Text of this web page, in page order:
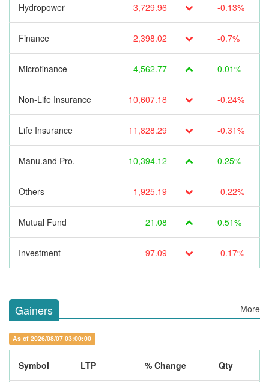
Hydropower 3,729.96 -0.13%
Finance 2,398.02 -0.7%
Microfinance 4,562.77 0.01%
Non-Life Insurance 10,607.18 -0.24%
Life Insurance 11,828.29 -0.31%
Manu.and Pro. 10,394.12 0.25%
Others 1,925.19 -0.22%
Mutual Fund 21.08 0.51%
Investment 97.09 -0.17%
Gainers More
As of 2026/08/07 03:00:00
Symbol LTP % Change Qty